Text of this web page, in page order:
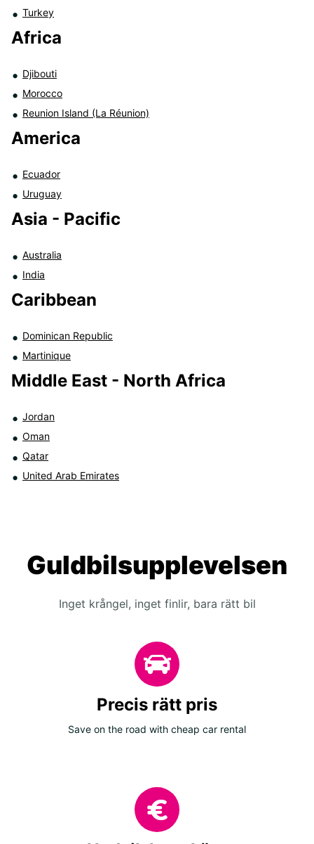
Turkey
Africa
Djibouti
Morocco
Reunion Island (La Réunion)
America
Ecuador
Uruguay
Asia - Pacific
Australia
India
Caribbean
Dominican Republic
Martinique
Middle East - North Africa
Jordan
Oman
Qatar
United Arab Emirates
Guldbilsupplevelsen
Inget krångel, inget finlir, bara rätt bil
Precis rätt pris
Save on the road with cheap car rental